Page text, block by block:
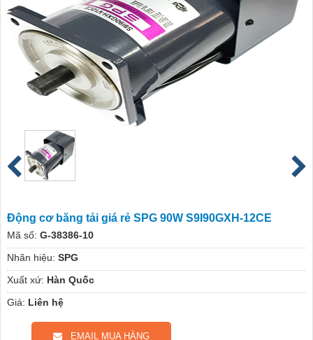
Động cơ băng tải giá rẻ SPG 90W S9I90GXH-12CE
Mã số: G-38386-10
Nhãn hiệu: SPG
Xuất xứ: Hàn Quốc
Giá: Liên hệ
EMAIL MUA HÀNG